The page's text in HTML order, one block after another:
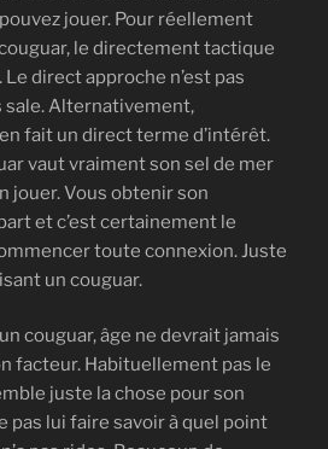
jouer. Pour réellement
le directement tactique
direct approche n’est pas
sale. Alternativement,
fait un direct terme d’intérêt.
vaut vraiment son sel de mer
jouer. Vous obtenir son
et c’est certainement le
toute connexion. Juste
un couguar.
couguar, âge ne devrait jamais
facteur. Habituellement pas le
juste la chose pour son
pas lui faire savoir à quel point